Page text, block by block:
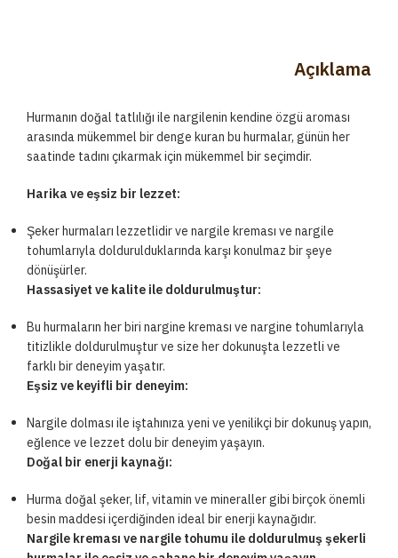
Açıklama
Hurmanın doğal tatlılığı ile nargilenin kendine özgü aroması
arasında mükemmel bir denge kuran bu hurmalar, günün her
saatinde tadını çıkarmak için mükemmel bir seçimdir.
Harika ve eşsiz bir lezzet:
Şeker hurmaları lezzetlidir ve nargile kreması ve nargile
tohumlarıyla doldurulduklarında karşı konulmaz bir şeye
dönüşürler.
Hassasiyet ve kalite ile doldurulmuştur:
Bu hurmaların her biri nargine kreması ve nargine tohumlarıyla
titizlikle doldurulmuştur ve size her dokunuşta lezzetli ve
farklı bir deneyim yaşatır.
Eşsiz ve keyifli bir deneyim:
Nargile dolması ile iştahınıza yeni ve yenilikçi bir dokunuş yapın,
eğlence ve lezzet dolu bir deneyim yaşayın.
Doğal bir enerji kaynağı:
Hurma doğal şeker, lif, vitamin ve mineraller gibi birçok önemli
besin maddesi içerdiğinden ideal bir enerji kaynağıdır.
Nargile kreması ve nargile tohumu ile doldurulmuş şekerli